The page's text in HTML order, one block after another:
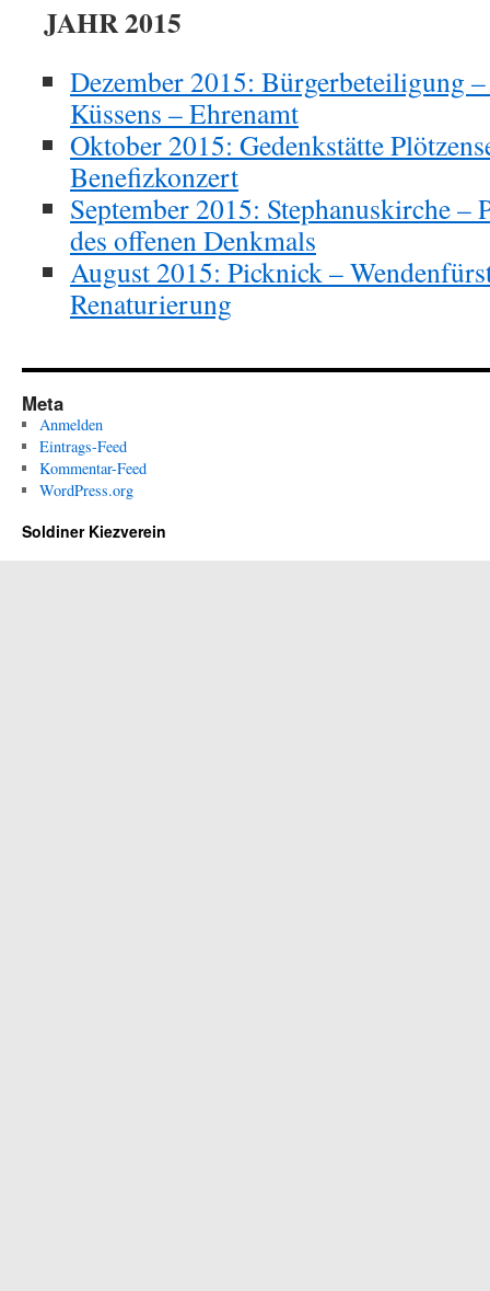
JAHR 2015
Dezember 2015: Bürgerbeteiligung
Küssens – Ehrenamt
Oktober 2015: Gedenkstätte
Benefizkonzert
September 2015: Stephanuskirche –
des offenen Denkmals
August 2015: Picknick –
Renaturierung
Meta
Anmelden
Eintrags-Feed
Kommentar-Feed
WordPress.org
Soldiner Kiezverein